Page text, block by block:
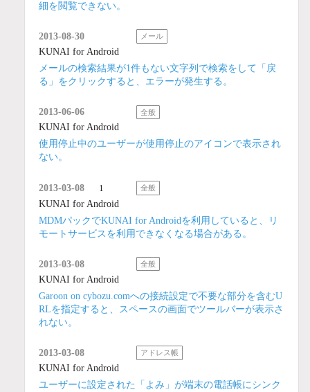
細を閲覧できない。
2013-08-30 メール
KUNAI for Android
メールの検索結果が1件もない文字列で検索をして「戻
る」をクリックすると、エラーが発生する。
2013-06-06 全般
KUNAI for Android
使用停止中のユーザーが使用停止のアイコンで表示され
ない。
2013-03-08 1 全般
KUNAI for Android
MDMパックでKUNAI for Androidを利用していると、リ
モートサービスを利用できなくなる場合がある。
2013-03-08 全般
KUNAI for Android
Garoon on cybozu.comへの接続設定で不要な部分を含むU
RLを指定すると、スペースの画面でツールバーが表示さ
れない。
2013-03-08 アドレス帳
KUNAI for Android
ユーザーに設定された「よみ」が端末の電話帳にシンク